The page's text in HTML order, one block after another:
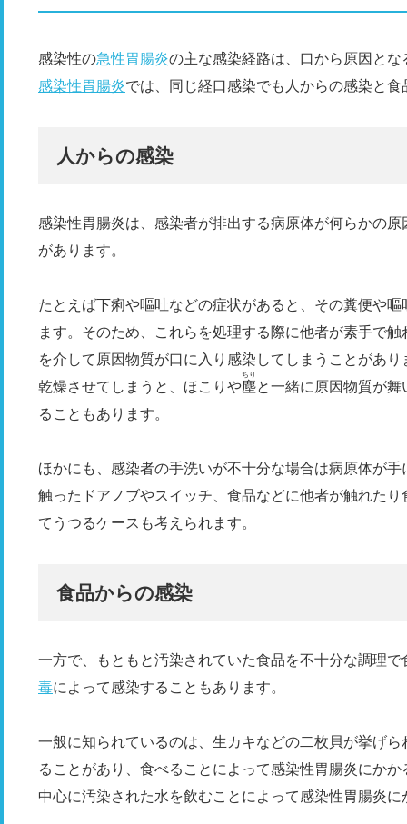
感染性の急性胃腸炎の主な感染経路は、口から原因とな
感染性胃腸炎では、同じ経口感染でも人からの感染と
人からの感染
感染性胃腸炎は、感染者が排出する病原体が何らかの
があります。
たとえば下痢や嘔吐などの症状があると、その糞便や
ます。そのため、これらを処理する際に他者が素手で
を介して原因物質が口に入り感染してしまうことがあ
乾燥させてしまうと、ほこりや塵
ちり
と一緒に原因物質が
ることもあります。
ほかにも、感染者の手洗いが不十分な場合は病原体が
触ったドアノブやスイッチ、食品などに他者が触れた
てうつるケースも考えられます。
食品からの感染
一方で、もともと汚染されていた食品を不十分な調理
毒によって感染することもあります。
一般に知られているのは、生カキなどの二枚貝が挙げら
ることがあり、食べることによって感染性胃腸炎にか
中心に汚染された水を飲むことによって感染性胃腸炎